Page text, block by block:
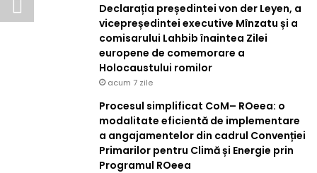
Declarația președintei von der Leyen, a
vicepreședintei executive Mînzatu și a
comisarului Lahbib înaintea Zilei
europene de comemorare a
Holocaustului romilor
acum 7 zile
Procesul simplificat CoM– ROeea: o
modalitate eficientă de implementare
a angajamentelor din cadrul Convenției
Primarilor pentru Climă și Energie prin
Programul ROeea